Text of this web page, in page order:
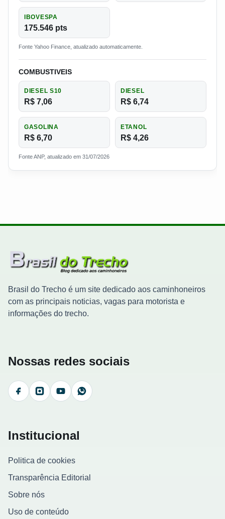
IBOVESPA
175.546 pts
Fonte Yahoo Finance, atualizado automaticamente.
COMBUSTIVEIS
DIESEL S10
R$ 7,06
DIESEL
R$ 6,74
GASOLINA
R$ 6,70
ETANOL
R$ 4,26
Fonte ANP, atualizado em 31/07/2026
Brasil do Trecho é um site dedicado aos caminhoneiros
com as principais noticias, vagas para motorista e
informações do trecho.
Nossas redes sociais
FacebookInstagramYouTubeWhatsApp
Institucional
Politica de cookies
Transparência Editorial
Sobre nós
Uso de conteúdo